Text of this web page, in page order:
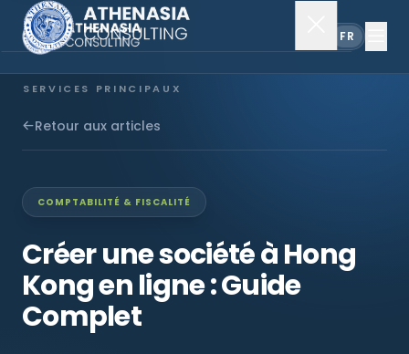
FR
SERVICES PRINCIPAUX
Constitution de société
Comptabilité & audit
EXPLORER
À propos
Retour aux articles
COMPTABILITÉ & FISCALITÉ
Créer une société à Hong
Kong en ligne : Guide
Complet